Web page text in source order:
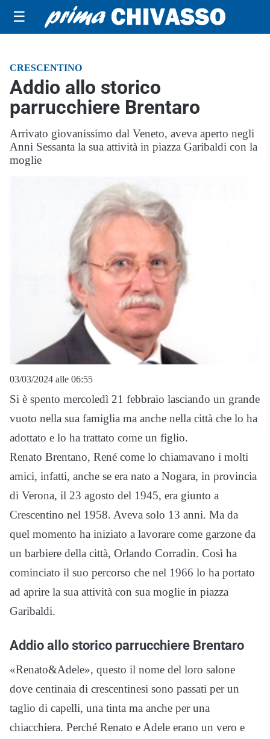
☰
CRESCENTINO
Addio allo storico
parrucchiere Brentaro
Arrivato giovanissimo dal Veneto, aveva aperto negli
Anni Sessanta la sua attività in piazza Garibaldi con la
moglie
03/03/2024 alle 06:55
Si è spento mercoledì 21 febbraio lasciando un grande
vuoto nella sua famiglia ma anche nella città che lo ha
adottato e lo ha trattato come un figlio.
Renato Brentano, René come lo chiamavano i molti
amici, infatti, anche se era nato a Nogara, in provincia
di Verona, il 23 agosto del 1945, era giunto a
Crescentino nel 1958. Aveva solo 13 anni. Ma da
quel momento ha iniziato a lavorare come garzone da
un barbiere della città, Orlando Corradin. Così ha
cominciato il suo percorso che nel 1966 lo ha portato
ad aprire la sua attività con sua moglie in piazza
Garibaldi.
Addio allo storico parrucchiere Brentaro
«Renato&Adele», questo il nome del loro salone
dove centinaia di crescentinesi sono passati per un
taglio di capelli, una tinta ma anche per una
chiacchiera. Perché Renato e Adele erano un vero e